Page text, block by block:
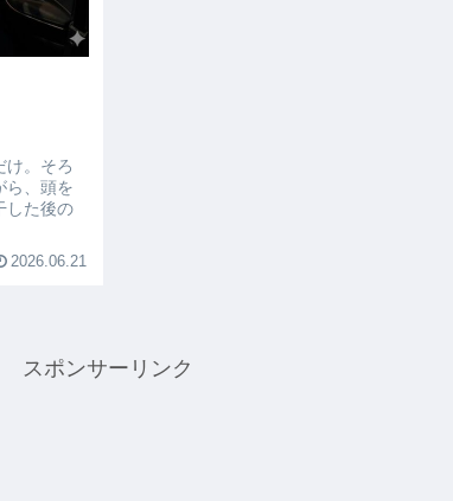
け。そろ
ら、頭を
した後の
2026.06.21
スポンサーリンク